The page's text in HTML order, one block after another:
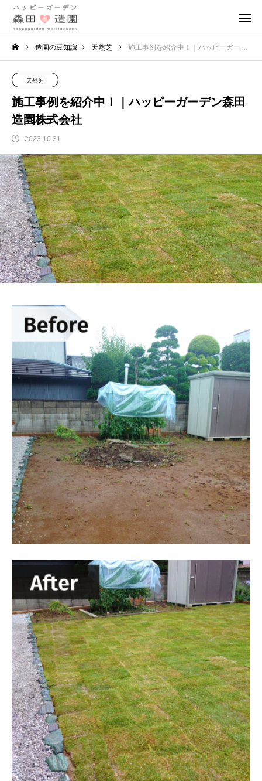
造園の豆知識 天然芝 施工事例を紹介中！｜ハッピーガーデン森田造園株式会社
天然芝
施工事例を紹介中！｜ハッピーガーデン森田
造園株式会社
2023.10.31